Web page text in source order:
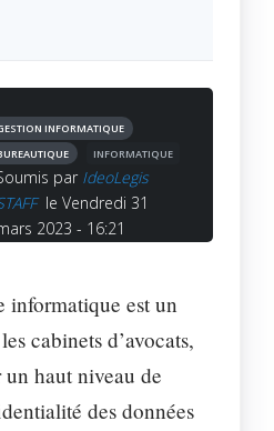
INFORMATIQUE
INFORMATIQUE
par IdeoLegis
le Vendredi 31
2023 - 16:21
informatique est un
cabinets d’avocats,
haut niveau de
des données